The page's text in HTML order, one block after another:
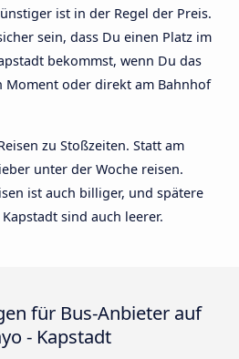
ist in der Regel der Preis.
sein, dass Du einen Platz im
bekommst, wenn Du das
Moment oder direkt am Bahnhof
zu Stoßzeiten. Statt am
unter der Woche reisen.
ist auch billiger, und spätere
sind auch leerer.
für Bus-Anbieter auf
- Kapstadt